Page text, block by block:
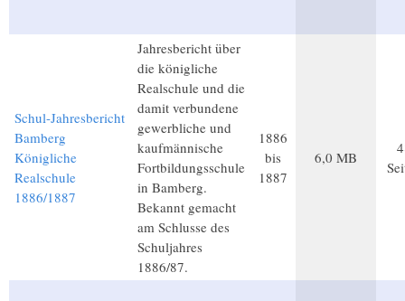
Schul-Jahresbericht
Bamberg
Königliche
Realschule
1886/1887
Jahresbericht über
die königliche
Realschule und die
damit verbundene
gewerbliche und
kaufmännische
Fortbildungsschule
in Bamberg.
Bekannt gemacht
am Schlusse des
Schuljahres
1886/87.
1886
bis
1887
6,0 MB